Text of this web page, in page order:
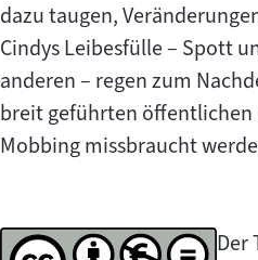
dazu taugen,
Cindys Leibesfülle – Spott
anderen – regen zum
breit geführten öffentlichen
Mobbing missbraucht
Der